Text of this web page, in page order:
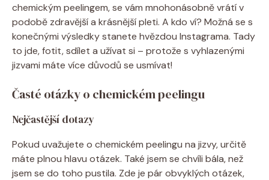
chemickým peelingem, se vám mnohonásobně vrátí v
podobě zdravější a krásnější pleti. A kdo ví? Možná se s
konečnými výsledky stanete hvězdou Instagrama. Tady
to jde, fotit, sdílet a užívat si – protože s vyhlazenými
jizvami máte více důvodů se usmívat!
Časté otázky o chemickém peelingu
Nejčastější dotazy
Pokud uvažujete o chemickém peelingu na jizvy, určitě
máte plnou hlavu otázek. Také jsem se chvíli bála, než
jsem se do toho pustila. Zde je pár obvyklých otázek,